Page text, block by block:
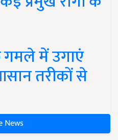
में उगाएं
तरीकों से
News